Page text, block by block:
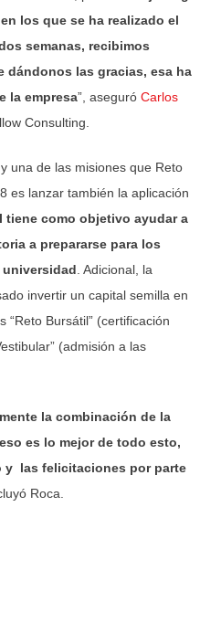
los que se ha realizado el
semanas, recibimos
dándonos las gracias, esa ha
la empresa”, aseguró Carlos
Consulting.
una de las misiones que Reto
es lanzar también la aplicación
tiene como objetivo ayudar a
a prepararse para los
universidad . Adicional, la
invertir un capital semilla en
“Reto Bursátil” (certificación
(admisión a las
la combinación de la
es lo mejor de todo esto,
y las felicitaciones por parte
Roca.